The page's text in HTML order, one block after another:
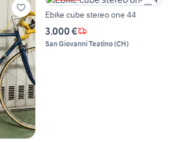
Ebike cube stereo one 44
3.000 €
San Giovanni Teatino(CH)